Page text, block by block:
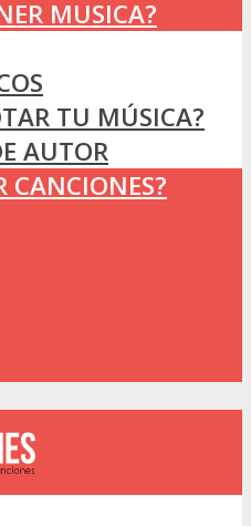
MUSICA?
TU MÚSICA?
AUTOR
CANCIONES?